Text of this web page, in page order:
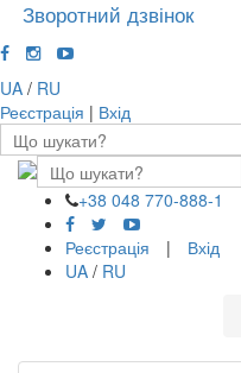
Зворотний дзвінок
UA / RU
Реєстрація | Вхід
+38 048 770-888-1
Реєстрація
|
Вхід
UA / RU